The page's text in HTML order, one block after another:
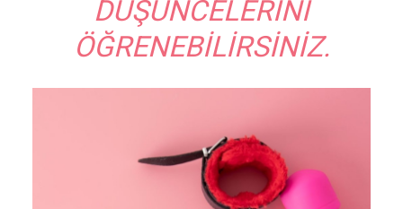
DÜŞÜNCELERINI
ÖĞRENEBILIRSINIZ.